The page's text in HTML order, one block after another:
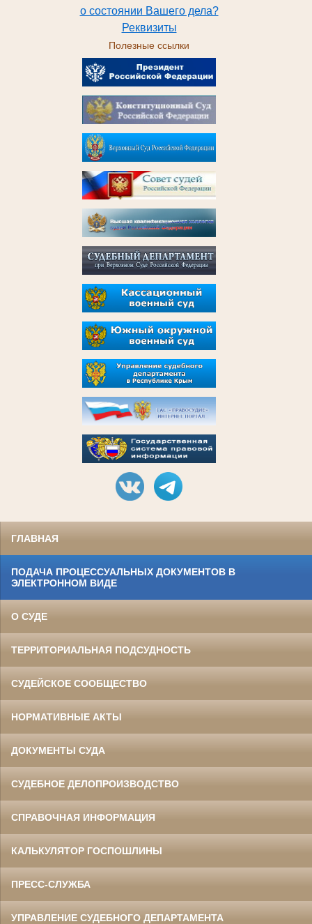
о состоянии Вашего дела?
Реквизиты
Полезные ссылки
ГЛАВНАЯ
ПОДАЧА ПРОЦЕССУАЛЬНЫХ ДОКУМЕНТОВ В
ЭЛЕКТРОННОМ ВИДЕ
О СУДЕ
ТЕРРИТОРИАЛЬНАЯ ПОДСУДНОСТЬ
СУДЕЙСКОЕ СООБЩЕСТВО
НОРМАТИВНЫЕ АКТЫ
ДОКУМЕНТЫ СУДА
СУДЕБНОЕ ДЕЛОПРОИЗВОДСТВО
СПРАВОЧНАЯ ИНФОРМАЦИЯ
КАЛЬКУЛЯТОР ГОСПОШЛИНЫ
ПРЕСС-СЛУЖБА
УПРАВЛЕНИЕ СУДЕБНОГО ДЕПАРТАМЕНТА